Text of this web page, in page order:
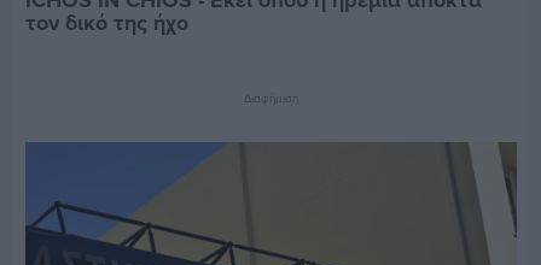
τον δικό της ήχο
Διαφήμιση